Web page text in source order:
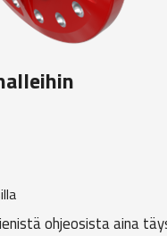
ohjeosista aina